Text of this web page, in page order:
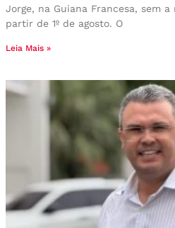
Jorge, na Guiana Francesa, sem
partir de 1º de agosto. O
Leia Mais »